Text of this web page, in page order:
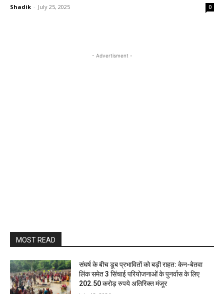
Shadik - July 25, 2025 0
- Advertisment -
MOST READ
संघर्ष के बीच डूब प्रभावितों को बड़ी राहत: केन-बेतवा
लिंक समेत 3 सिंचाई परियोजनाओं के पुनर्वास के लिए
202.50 करोड़ रुपये अतिरिक्त मंजूर